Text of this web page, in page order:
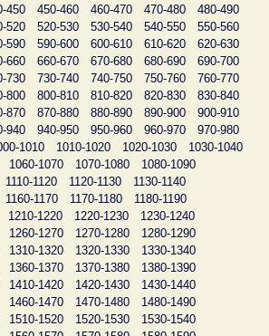
450 450-460 460-470 470-480
480-490
520 520-530 530-540 540-550
550-560
590 590-600 600-610 610-620
620-630
660 660-670 670-680 680-690
690-700
730 730-740 740-750 750-760
760-770
800 800-810 810-820 820-830
830-840
870 870-880 880-890 890-900
900-910
940 940-950 950-960 960-970
970-980
1010 1010-1020 1020-1030
1030-1040
1060-1070 1070-1080
1080-1090
1110-1120 1120-1130
1130-1140
1160-1170 1170-1180
1180-1190
1210-1220 1220-1230
1230-1240
1260-1270 1270-1280
1280-1290
1310-1320 1320-1330
1330-1340
1360-1370 1370-1380
1380-1390
1410-1420 1420-1430
1430-1440
1460-1470 1470-1480
1480-1490
1510-1520 1520-1530
1530-1540